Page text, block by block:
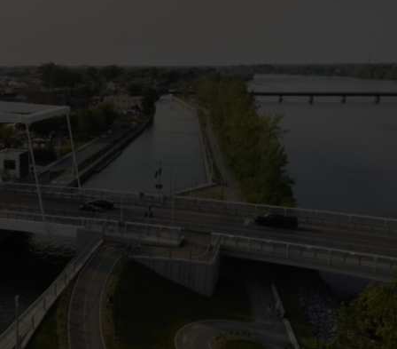
SECTEUR
Transport
MODE DE RÉALISATION
Forfaitaire
EMPLACEMENT
Saint-Jean-sur-Richelieu, QC,